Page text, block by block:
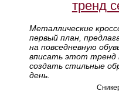
тренд
Металлические
первый план,
на повседневную
вписать этот тренд
создать стильные
день.